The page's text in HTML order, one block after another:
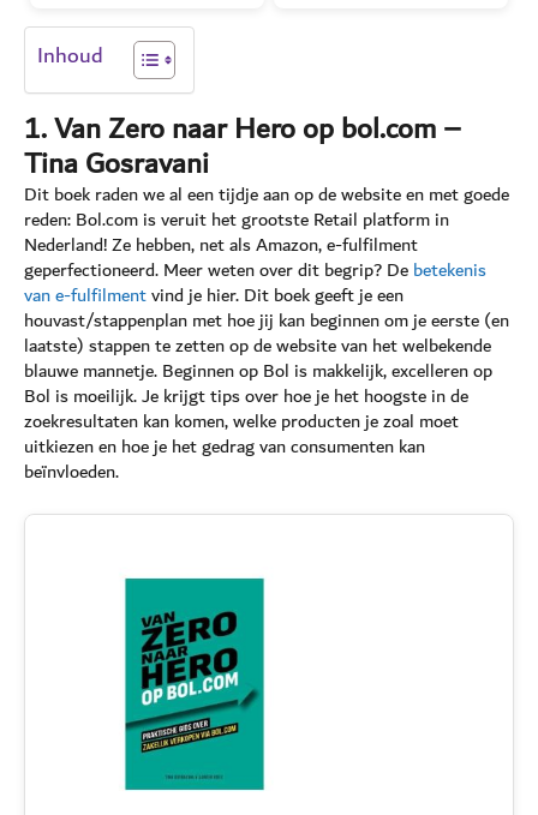
Inhoud
1. Van Zero naar Hero op bol.com –
Tina Gosravani
Dit boek raden we al een tijdje aan op de website en met goede
reden: Bol.com is veruit het grootste Retail platform in
Nederland! Ze hebben, net als Amazon, e-fulfilment
geperfectioneerd. Meer weten over dit begrip? Debetekenis
van e-fulfilmentvind je hier. Dit boek geeft je een
houvast/stappenplan met hoe jij kan beginnen om je eerste (en
laatste) stappen te zetten op de website van het welbekende
blauwe mannetje. Beginnen op Bol is makkelijk, excelleren op
Bol is moeilijk. Je krijgt tips over hoe je het hoogste in de
zoekresultaten kan komen, welke producten je zoal moet
uitkiezen en hoe je het gedrag van consumenten kan
beïnvloeden.